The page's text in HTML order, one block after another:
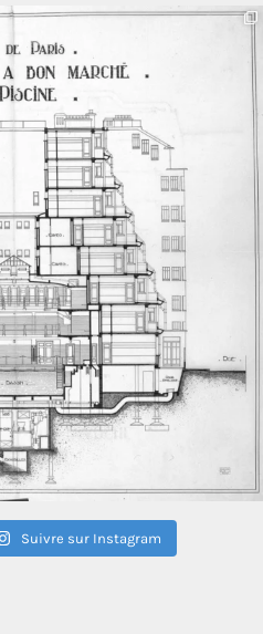
Suivre sur Instagram